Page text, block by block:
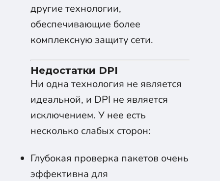
другие технологии,
обеспечивающие более
комплексную защиту сети.
Недостатки DPI
Ни одна технология не является
идеальной, и DPI не является
исключением. У нее есть
несколько слабых сторон:
Глубокая проверка пакетов очень
эффективна для